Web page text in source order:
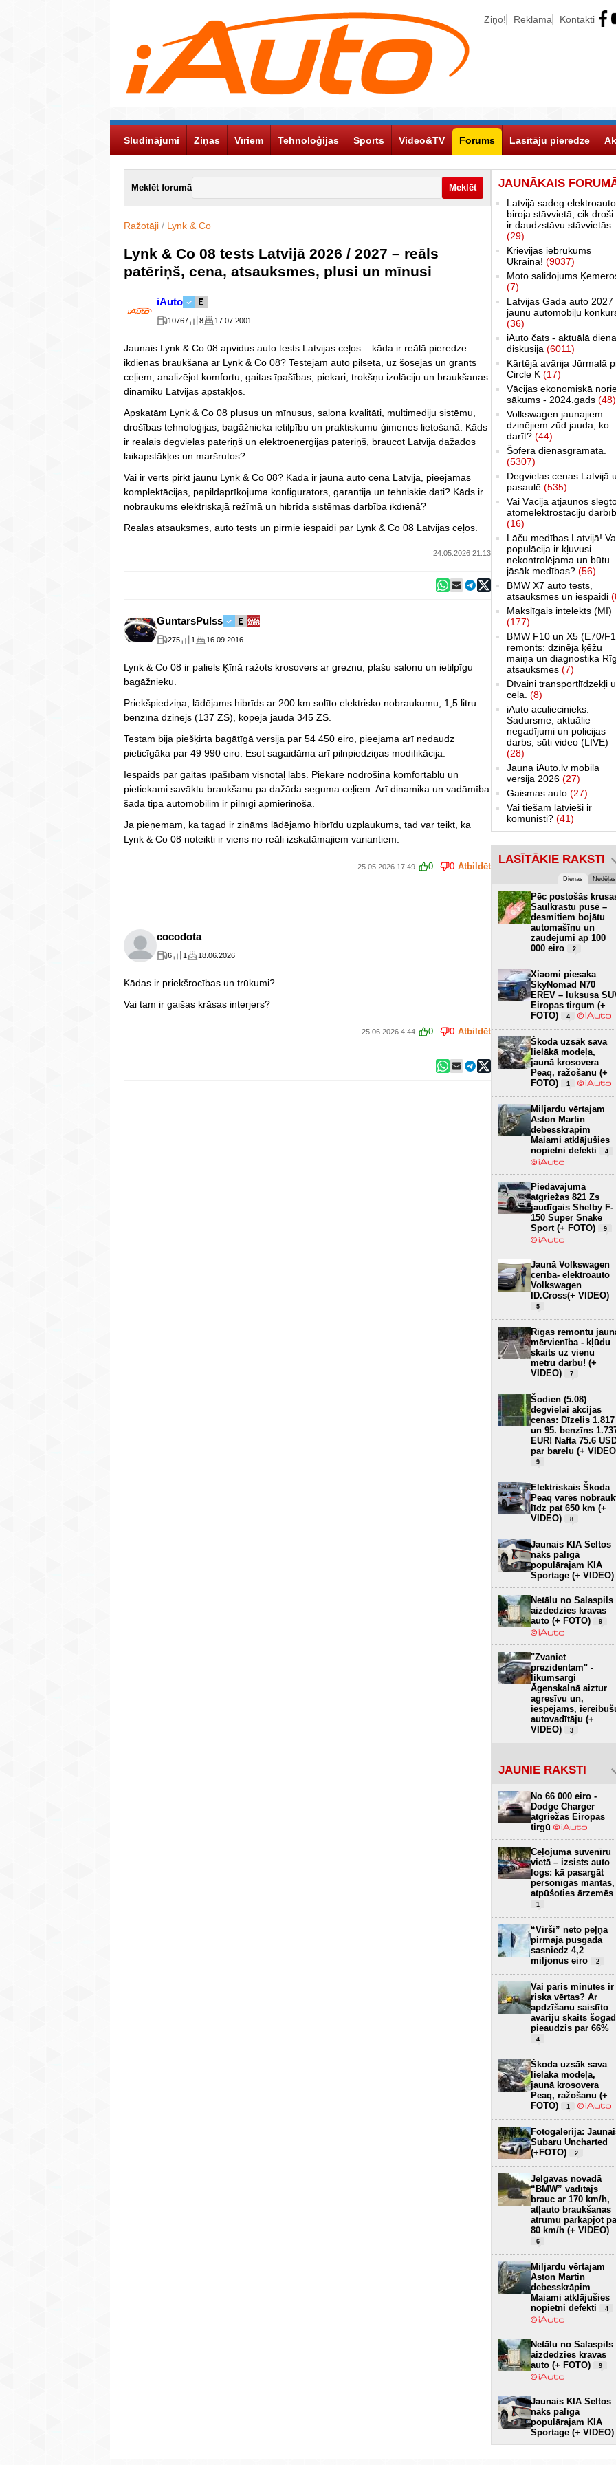
Ziņo! Reklāma Kontakti
Sludinājumi Ziņas Vīriem Tehnoloģijas Sports Video&TV Forums Lasītāju pieredze
Meklēt forumā
Ražotāji / Lynk & Co
Lynk & Co 08 tests Latvijā 2026 / 2027 – reāls
patēriņš, cena, atsauksmes, plusi un mīnusi
iAuto
10767 8 17.07.2001
Jaunais Lynk & Co 08 apvidus auto tests Latvijas ceļos – kāda ir reālā pieredze
ikdienas braukšanā ar Lynk & Co 08? Testējam auto pilsētā, uz šosejas un grants
ceļiem, analizējot komfortu, gaitas īpašības, piekari, trokšņu izolāciju un braukšanas
dinamiku Latvijas apstākļos.
Apskatām Lynk & Co 08 plusus un mīnusus, salona kvalitāti, multimediju sistēmu,
drošības tehnoloģijas, bagāžnieka ietilpību un praktiskumu ģimenes lietošanā. Kāds
ir reālais degvielas patēriņš un elektroenerģijas patēriņš, braucot Latvijā dažādos
laikapstākļos un maršrutos?
Vai ir vērts pirkt jaunu Lynk & Co 08? Kāda ir jauna auto cena Latvijā, pieejamās
komplektācijas, papildaprīkojuma konfigurators, garantija un tehniskie dati? Kāds ir
nobraukums elektriskajā režīmā un hibrīda sistēmas darbība ikdienā?
Reālas atsauksmes, auto tests un pirmie iespaidi par Lynk & Co 08 Latvijas ceļos.
24.05.2026 21:13
GuntarsPulss
275 1 16.09.2016
Lynk & Co 08 ir paliels Ķīnā ražots krosovers ar greznu, plašu salonu un ietilpīgu
bagāžnieku.
Priekšpiedziņa, lādējams hibrīds ar 200 km solīto elektrisko nobraukumu, 1,5 litru
benzīna dzinējs (137 ZS), kopējā jauda 345 ZS.
Testam bija piešķirta bagātīgā versija par 54 450 eiro, pieejama arī nedaudz
pieticīgāka par 49 990 eiro. Esot sagaidāma arī pilnpiedziņas modifikācija.
Iespaids par gaitas īpašībām visnotaļ labs. Piekare nodrošina komfortablu un
pietiekami savāktu braukšanu pa dažāda seguma ceļiem. Arī dinamika un vadāmība
šāda tipa automobilim ir pilnīgi apmierinoša.
Ja pieņemam, ka tagad ir zināms lādējamo hibrīdu uzplaukums, tad var teikt, ka
Lynk & Co 08 noteikti ir viens no reāli izskatāmajiem variantiem.
25.05.2026 17:49 0 0 Atbildēt
cocodota
6 1 18.06.2026
Kādas ir priekšrocības un trūkumi?
Vai tam ir gaišas krāsas interjers?
25.06.2026 4:44 0 0 Atbildēt
JAUNĀKAIS
Latvijā sadeg elektroauto
biroja stāvvietā, cik droši
ir daudzstāvu stāvvietās
(29)
Krievijas iebrukums
Ukrainā! (9037)
Moto salidojums
(7)
Latvijas Gada auto 2027
jaunu automobiļu
(36)
iAuto čats - aktuālā
diskusija (6011)
Kārtējā avārija Jūrmalā
Circle K (17)
Vācijas ekonomiskā
sākums - 2024.gads (48)
Volkswagen jaunajiem
dzinējiem zūd jauda, ko
darīt? (44)
Šofera dienasgrāmata.
(5307)
Degvielas cenas Latvijā
pasaulē (535)
Vai Vācija atjaunos
atomelektrostaciju
(16)
Lāču medības Latvijā!
populācija ir kļuvusi
nekontrolējama un būtu
jāsāk medības? (56)
BMW X7 auto tests,
atsauksmes un iespaidi
Makslīgais intelekts (MI)
(177)
BMW F10 un X5 (E70/
remonts: dzinēja ķēžu
maiņa un diagnostika
atsauksmes (7)
Dīvaini transportlīdzekļi
ceļa. (8)
iAuto aculiecinieks:
Sadursme, aktuālie
negadījumi un policijas
darbs, sūti video (LIVE)
(28)
Jaunā iAuto.lv mobilā
versija 2026 (27)
Gaismas auto (27)
Vai tiešām latvieši ir
komunisti? (41)
LASĪTĀKIE RAKSTI
Dienas Nedēļas
Pēc postošās
Saulkrastu pusē –
desmitiem bojātu
automašīnu un
zaudējumi ap 100
000 eiro
2
Xiaomi piesaka
SkyNomad N70
EREV – luksusa
Eiropas tirgum (+
FOTO)
4
Škoda uzsāk sava
lielākā modeļa,
jaunā krosovera
Peaq, ražošanu (+
FOTO)
1
Miljardu vērtajam
Aston Martin
debesskrāpim
Maiami atklājušies
nopietni defekti
4
Piedāvājumā
atgriežas 821 Zs
jaudīgais Shelby F-
150 Super Snake
Sport (+ FOTO)
9
Jaunā Volkswagen
cerība- elektroauto
Volkswagen
ID.Cross(+ VIDEO)
5
Rīgas remontu
mērvienība - kļūdu
skaits uz vienu
metru darbu! (+
VIDEO)
7
Šodien (5.08)
degvielai akcijas
cenas: Dīzelis 1.817
un 95. benzīns
EUR! Nafta 75.6
par barelu (+
9
Elektriskais Škoda
Peaq varēs
līdz pat 650 km (+
VIDEO)
8
Jaunais KIA Seltos
nāks palīgā
populārajam KIA
Sportage (+ VIDEO)
Netālu no Salaspils
aizdedzies kravas
auto (+ FOTO)
9
"Zvaniet
prezidentam" -
likumsargi
Āgenskalnā aiztur
agresīvu un,
iespējams,
autovadītāju (+
VIDEO)
3
JAUNIE RAKSTI
No 66 000 eiro -
Dodge Charger
atgriežas Eiropas
tirgū
Ceļojuma suvenīru
vietā – izsists auto
logs: kā pasargāt
personīgās mantas,
atpūšoties ārzemēs
1
“Virši” neto peļņa
pirmajā pusgadā
sasniedz 4,2
miljonus eiro
2
Vai pāris minūtes ir
riska vērtas? Ar
apdzīšanu saistīto
avāriju skaits šogad
pieaudzis par 66%
4
Škoda uzsāk sava
lielākā modeļa,
jaunā krosovera
Peaq, ražošanu (+
FOTO)
1
Fotogalerija:
Subaru Uncharted
(+FOTO)
2
Jelgavas novadā
“BMW” vadītājs
brauc ar 170 km/h,
atļauto braukšanas
ātrumu pārkāpjot
80 km/h (+ VIDEO)
6
Miljardu vērtajam
Aston Martin
debesskrāpim
Maiami atklājušies
nopietni defekti
4
Netālu no Salaspils
aizdedzies kravas
auto (+ FOTO)
9
Jaunais KIA Seltos
nāks palīgā
populārajam KIA
Sportage (+ VIDEO)